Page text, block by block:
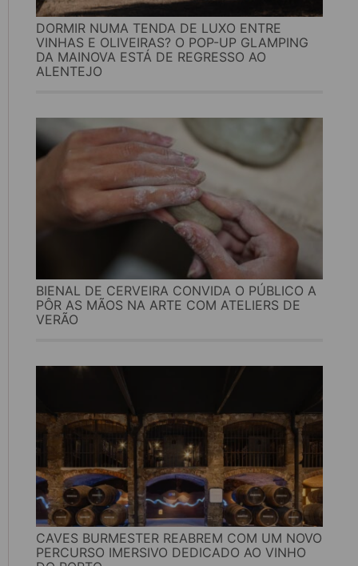
DORMIR NUMA TENDA DE LUXO ENTRE
VINHAS E OLIVEIRAS? O POP-UP GLAMPING
DA MAINOVA ESTÁ DE REGRESSO AO
ALENTEJO
BIENAL DE CERVEIRA CONVIDA O PÚBLICO A
PÔR AS MÃOS NA ARTE COM ATELIERS DE
VERÃO
CAVES BURMESTER REABREM COM UM NOVO
PERCURSO IMERSIVO DEDICADO AO VINHO